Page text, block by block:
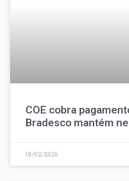
COE cobra
Bradesco mantém
18/02/2026